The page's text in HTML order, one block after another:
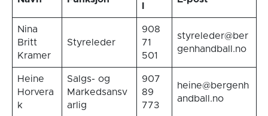
l
Nina
Britt
Kramer
Styreleder
908
71
501
styreleder@ber
genhandball.no
Heine
Horvera
k
Salgs- og
Markedsansv
arlig
907
89
773
heine@bergenh
andball.no